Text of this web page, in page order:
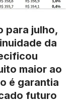
para julho,
da
maior ao
é garantia
futuro